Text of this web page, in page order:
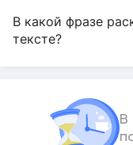
В какой фразе
тексте?
В